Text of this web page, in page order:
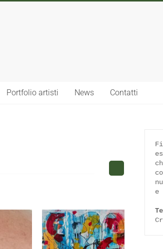
Portfolio artisti News Contatti
e